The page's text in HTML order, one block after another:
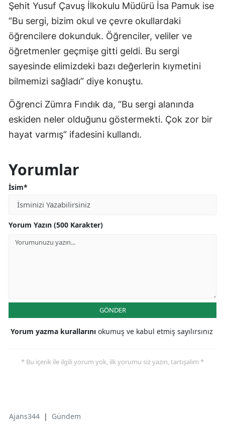
Şehit Yusuf Çavuş İlkokulu Müdürü İsa Pamuk ise
“Bu sergi, bizim okul ve çevre okullardaki
öğrencilere dokunduk. Öğrenciler, veliler ve
öğretmenler geçmişe gitti geldi. Bu sergi
sayesinde elimizdeki bazı değerlerin kıymetini
bilmemizi sağladı” diye konuştu.
Öğrenci Zümra Fındık da, “Bu sergi alanında
eskiden neler olduğunu göstermekti. Çok zor bir
hayat varmış” ifadesini kullandı.
Yorumlar
İsim*
Yorum Yazın (500 Karakter)
GÖNDER
Yorum yazma kurallarını okumuş ve kabul etmiş sayılırsınız
* Bu içerik ile ilgili yorum yok, ilk yorumu siz yazın, tartışalım *
Ajans344 | Gündem